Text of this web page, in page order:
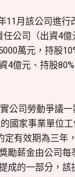
11月該公司進行
公司（出資4億
萬元，持股
4億元、持股
公司勞動爭議一
國家事業單位
有效期為三年
勵薪金由公司每
成的一部分，該